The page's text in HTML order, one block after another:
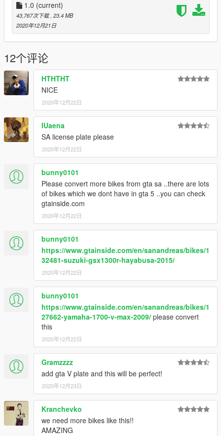
"ATTENZIONE"
Non sei autorizzato a modificare modello senza la mia
autorizzazione,
per informazioni scrivimi in privato
---------------------------------------------------------
"ATTENTION"
you are not allowed to modify model without my authorization.
For information ask on private
---------------------------------------------------------
1.0 (current)
43,767次下载 , 23.4 MB
2020年12月21日
12个评论
HTHTHT
NICE
2020年12月22日
IUaena
SA license plate please
2020年12月22日
bunny0101
Please convert more bikes from gta sa ..there are lots
of bikes which we dont have in gta 5 ..you can check
gtainside.com
2020年12月22日
bunny0101
https://www.gtainside.com/en/sanandreas/bikes/1
32481-suzuki-gsx1300r-hayabusa-2015/
2020年12月22日
bunny0101
https://www.gtainside.com/en/sanandreas/bikes/1
27662-yamaha-1700-v-max-2009/ please convert
this
2020年12月22日
Gramzzzz
add gta V plate and this will be perfect!
2020年12月23日
Kranchevko
we need more bikes like this!!
AMAZING